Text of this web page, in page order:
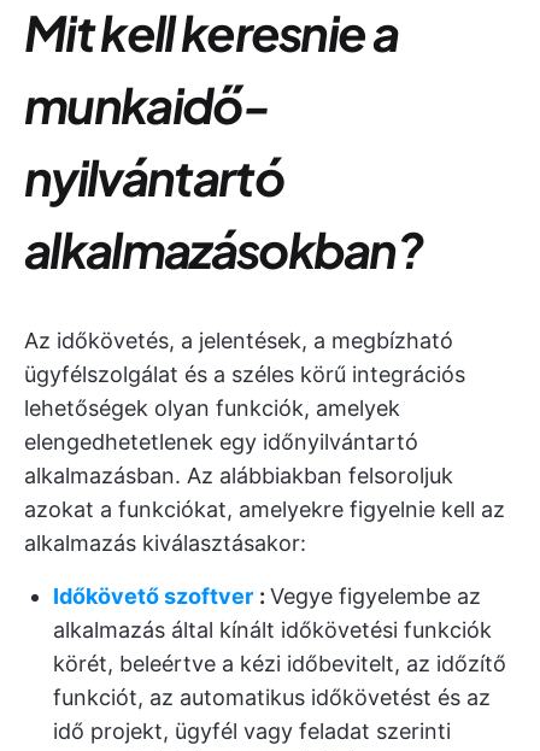
Mit kell keresnie a
munkaidő-
nyilvántartó
alkalmazásokban?
Az időkövetés, a jelentések, a megbízható
ügyfélszolgálat és a széles körű integrációs
lehetőségek olyan funkciók, amelyek
elengedhetetlenek egy időnyilvántartó
alkalmazásban. Az alábbiakban felsoroljuk
azokat a funkciókat, amelyekre figyelnie kell az
alkalmazás kiválasztásakor:
Időkövető szoftver : Vegye figyelembe az
alkalmazás által kínált időkövetési funkciók
körét, beleértve a kézi időbevitelt, az időzítő
funkciót, az automatikus időkövetést és az
idő projekt, ügyfél vagy feladat szerinti